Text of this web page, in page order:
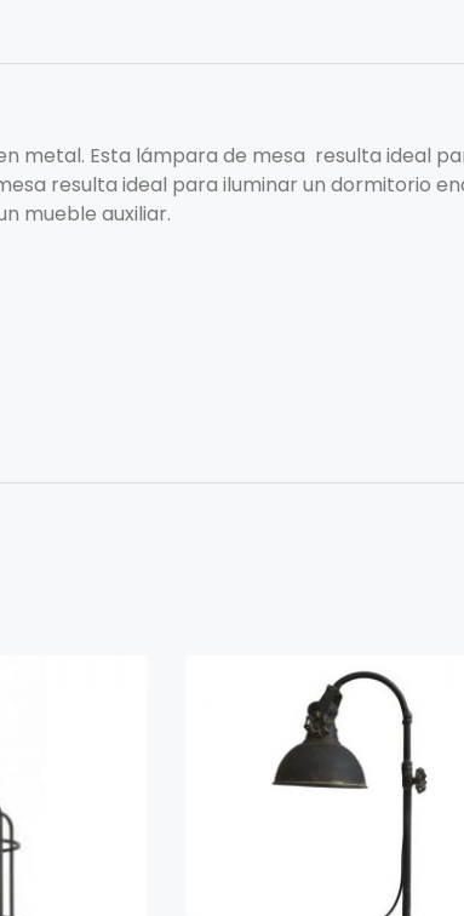
metal. Esta lámpara de mesa resulta ideal
resulta ideal para iluminar un dormitorio
mueble auxiliar.